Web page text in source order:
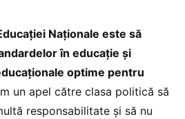
Naționale este să
în educație și
optime pentru
un apel către clasa politică să
responsabilitate și să nu